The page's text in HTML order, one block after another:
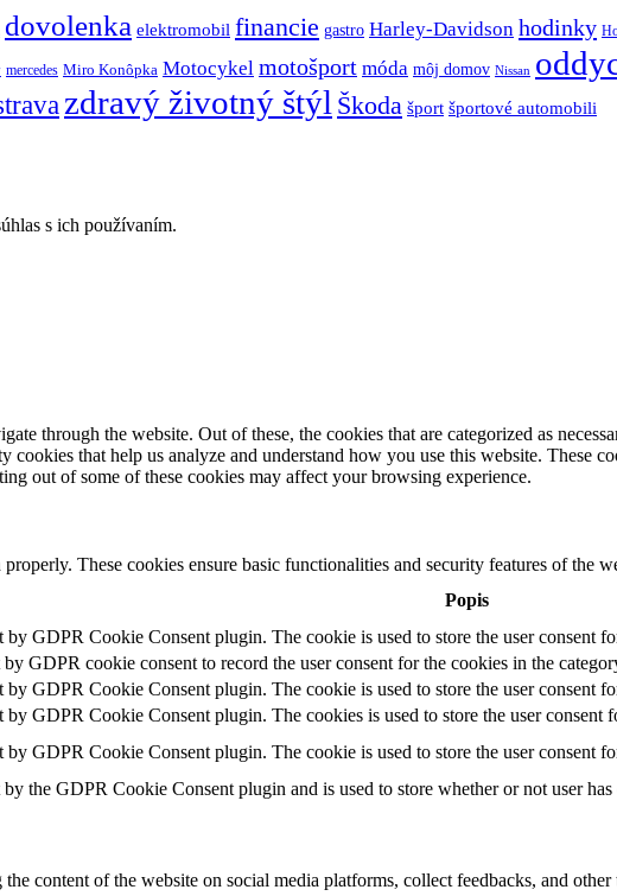
dovolenka elektromobil financie gastro Harley-Davidson hodinky
mercedes Miro Konôpka Motocykel motošport móda môj domov Nissan
zdravý životný štýl Škoda šport športové automobili
s ich používaním.
through the website. Out of these, the cookies that are categorized as
that help us analyze and understand how you use this website. These
out of some of these cookies may affect your browsing experience.
These cookies ensure basic functionalities and security features of the
Popis
by GDPR Cookie Consent plugin. The cookie is used to store the user consent
GDPR cookie consent to record the user consent for the cookies in the
by GDPR Cookie Consent plugin. The cookie is used to store the user consent
by GDPR Cookie Consent plugin. The cookies is used to store the user consent
by GDPR Cookie Consent plugin. The cookie is used to store the user consent
the GDPR Cookie Consent plugin and is used to store whether or not user
content of the website on social media platforms, collect feedbacks, and other